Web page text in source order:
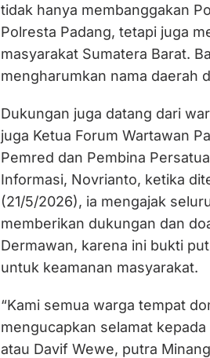
tidak hanya membanggakan
Polresta Padang, tetapi juga
masyarakat Sumatera Barat.
mengharumkan nama daerah
Dukungan juga datang dari
juga Ketua Forum Wartawan
Pemred dan Pembina
Informasi, Novrianto, ketika
(21/5/2026), ia mengajak
memberikan dukungan dan
Dermawan, karena ini bukti
untuk keamanan masyarakat.
“Kami semua warga tempat
mengucapkan selamat
atau Davif Wewe, putra